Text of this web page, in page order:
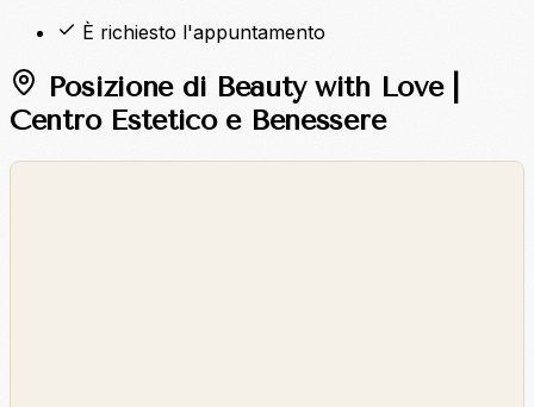
È richiesto l'appuntamento
Posizione di Beauty with Love |
Centro Estetico e Benessere